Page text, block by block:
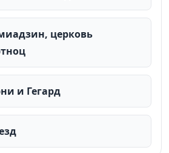
церковь
и Гегард